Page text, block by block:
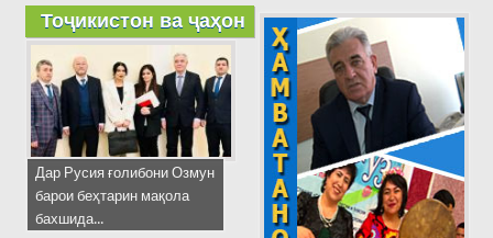
Тоҷикистон ва ҷаҳон
Дар Русия ғолибони Озмун
барои беҳтарин мақола
бахшида...